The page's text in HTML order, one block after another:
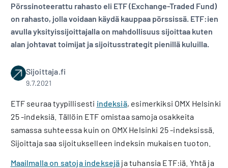
Pörssinoteerattu rahasto eli ETF (Exchange-Traded Fund)
on rahasto, jolla voidaan käydä kauppaa pörssissä. ETF:ien
avulla yksityissijoittajalla on mahdollisuus sijoittaa kuten
alan johtavat toimijat ja sijoitusstrategit pienillä kuluilla.
Sijoittaja.fi
9.7.2021
ETF seuraa tyypillisesti indeksiä, esimerkiksi OMX Helsinki
25 -indeksiä. Tällöin ETF omistaa samoja osakkeita
samassa suhteessa kuin on OMX Helsinki 25 -indeksissä.
Sijoittaja saa sijoitukselleen indeksin mukaisen tuoton.
Maailmalla on satoja indeksejä ja tuhansia ETF:iä. Yhtä ja